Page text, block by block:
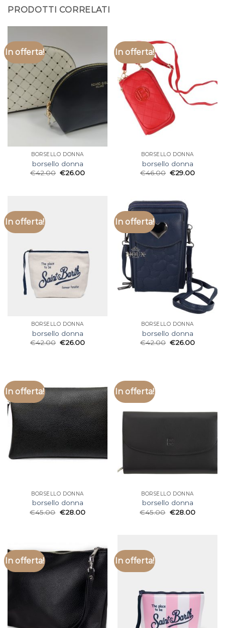
PRODOTTI CORRELATI
In offerta!
BORSELLO DONNA
borsello donna
€42.00 €26.00
In offerta!
BORSELLO DONNA
borsello donna
€46.00 €29.00
In offerta!
BORSELLO DONNA
borsello donna
€42.00 €26.00
In offerta!
BORSELLO DONNA
borsello donna
€42.00 €26.00
In offerta!
BORSELLO DONNA
borsello donna
€45.00 €28.00
In offerta!
BORSELLO DONNA
borsello donna
€45.00 €28.00
In offerta! In offerta!